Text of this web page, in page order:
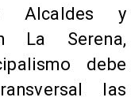
Alcaldes y
La Serena,
debe
las